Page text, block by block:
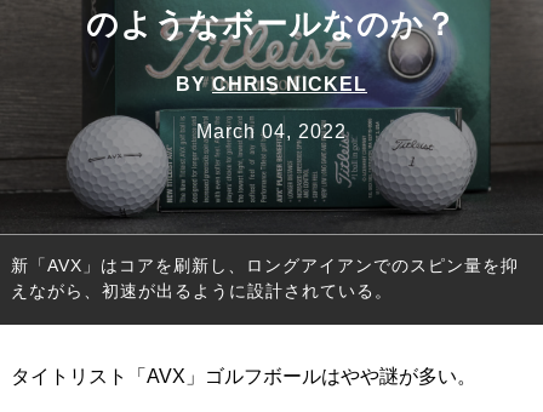
のようなボールなのか？
BYCHRIS NICKEL
March 04, 2022
新「AVX」はコアを刷新し、ロングアイアンでのスピン量を抑
えながら、初速が出るように設計されている。
タイトリスト「AVX」ゴルフボールはやや謎が多い。
HOW TO ゴルフ上達・実践テクニック
テスト・データ検証
Golf News ゴルフニュース
REVIEWS 製品レビュー
DRIVERS ドライバー
FAIRWAY WOODS フェアウェイウッド
HYBRIDS ハイブリッド
IRONS アイアン
※メーカー名やクラブ名など、検索したい事柄を入
力してください。